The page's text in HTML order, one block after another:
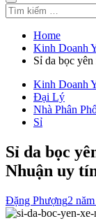
Tìm
kiếm
cho:
Home
Kinh Doanh
Sỉ da bọc
Kinh Doanh
Đại Lý
Nhà Phân
Sỉ
Sỉ da bọc
Nhuận uy
Đặng Phượng2